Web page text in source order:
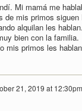
Mi mamá me
de mis primos
alquilan les
bien con la
mis primos les
21, 2019 at 12:30pm